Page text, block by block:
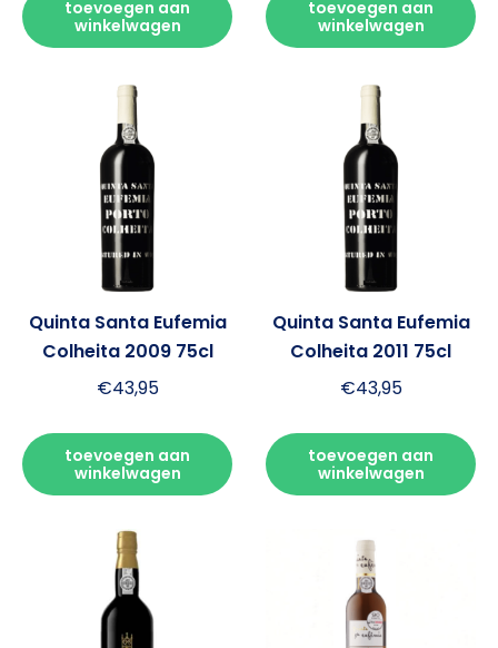
toevoegen aan
winkelwagen
toevoegen aan
winkelwagen
Quinta Santa Eufemia
Colheita 2009 75cl
€43,95
toevoegen aan
winkelwagen
Quinta Santa Eufemia
Colheita 2011 75cl
€43,95
toevoegen aan
winkelwagen